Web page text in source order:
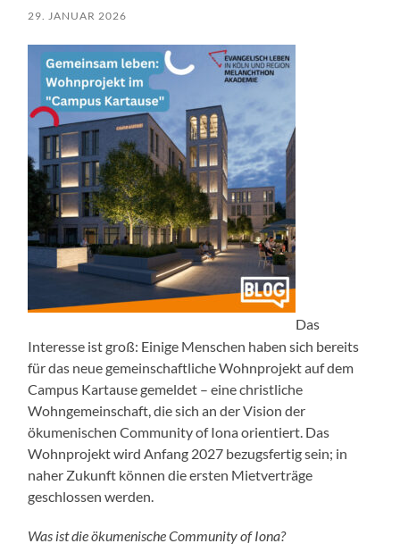
29. JANUAR 2026
Das
Interesse ist groß: Einige Menschen haben sich bereits
für das neue gemeinschaftliche Wohnprojekt auf dem
Campus Kartause gemeldet – eine christliche
Wohngemeinschaft, die sich an der Vision der
ökumenischen Community of Iona orientiert. Das
Wohnprojekt wird Anfang 2027 bezugsfertig sein; in
naher Zukunft können die ersten Mietverträge
geschlossen werden.
Was ist die ökumenische Community of Iona?